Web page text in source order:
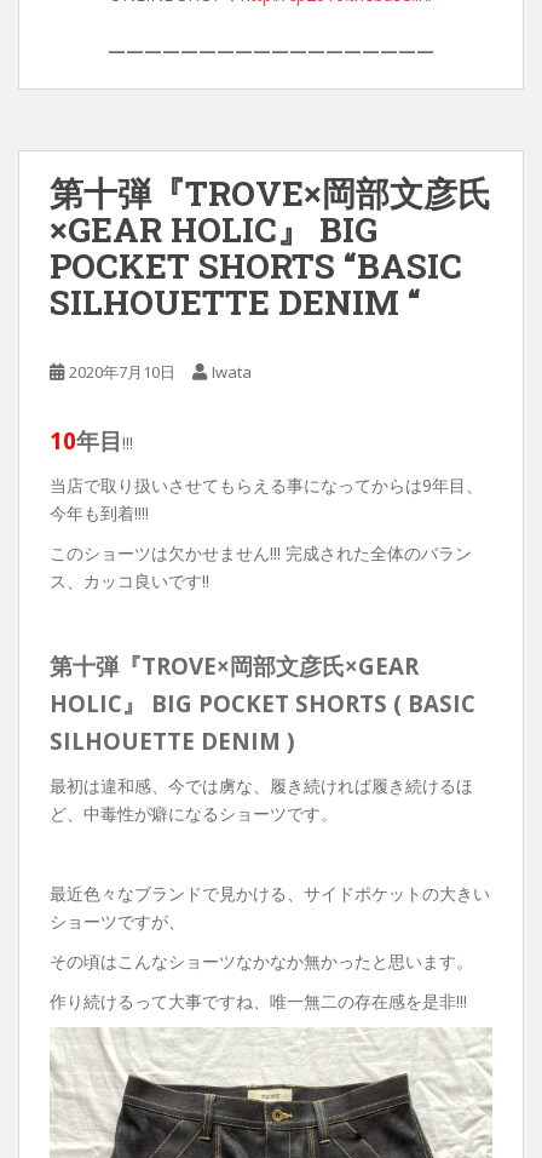
——————————————————
第十弾『TROVE×岡部文彦氏
×GEAR HOLIC』 BIG
POCKET SHORTS “BASIC
SILHOUETTE DENIM “
2020年7月10日 Iwata
10年目!!!
当店で取り扱いさせてもらえる事になってからは9年目、
今年も到着!!!!
このショーツは欠かせません!!! 完成された全体のバラン
ス、カッコ良いです‼︎
第十弾『TROVE×岡部文彦氏×GEAR
HOLIC』 BIG POCKET SHORTS ( BASIC
SILHOUETTE DENIM )
最初は違和感、今では虜な、履き続ければ履き続けるほ
ど、中毒性が癖になるショーツです。
最近色々なブランドで見かける、サイドポケットの大きい
ショーツですが、
その頃はこんなショーツなかなか無かったと思います。
作り続けるって大事ですね、唯一無二の存在感を是非!!!